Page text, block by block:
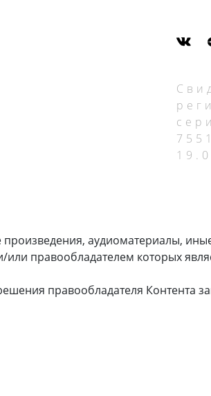
аудиоматериалы,
правообладателем которых
правообладателя Контента